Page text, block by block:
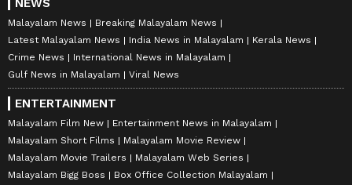
NEWS
Malayalam News
Breaking Malayalam News
Latest Malayalam News
India News in Malayalam
Kerala News
Crime News
International News in Malayalam
Gulf News in Malayalam
Viral News
ENTERTAINMENT
Malayalam Film New
Entertainment News in Malayalam
Malayalam Short Films
Malayalam Movie Review
Malayalam Movie Trailers
Malayalam Web Series
Malayalam Bigg Boss
Box Office Collection Malayalam